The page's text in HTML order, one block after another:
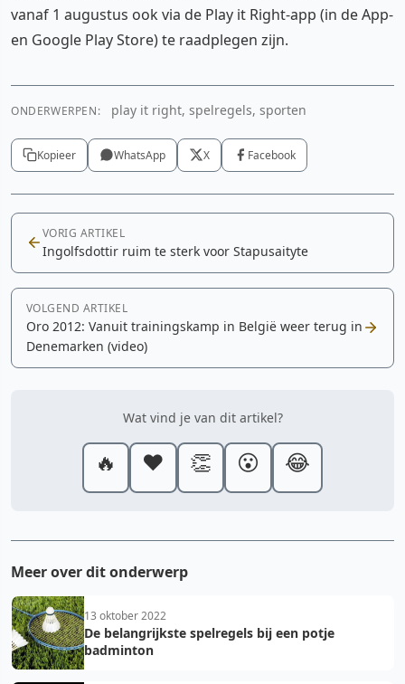
vanaf 1 augustus ook via de Play it Right-app (in de App-
en Google Play Store) te raadplegen zijn.
ONDERWERPEN: play it right, spelregels, sporten
Kopieer WhatsApp X Facebook
VORIG ARTIKEL
Ingolfsdottir ruim te sterk voor Stapusaityte
VOLGEND ARTIKEL
Oro 2012: Vanuit trainingskamp in België weer terug in
Denemarken (video)
Wat vind je van dit artikel?
🔥 ❤️ 👏 😮 😂
Meer over dit onderwerp
13 oktober 2022
De belangrijkste spelregels bij een potje
badminton